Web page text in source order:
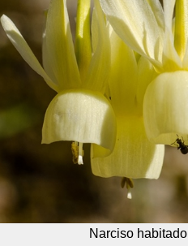
Narciso habitado